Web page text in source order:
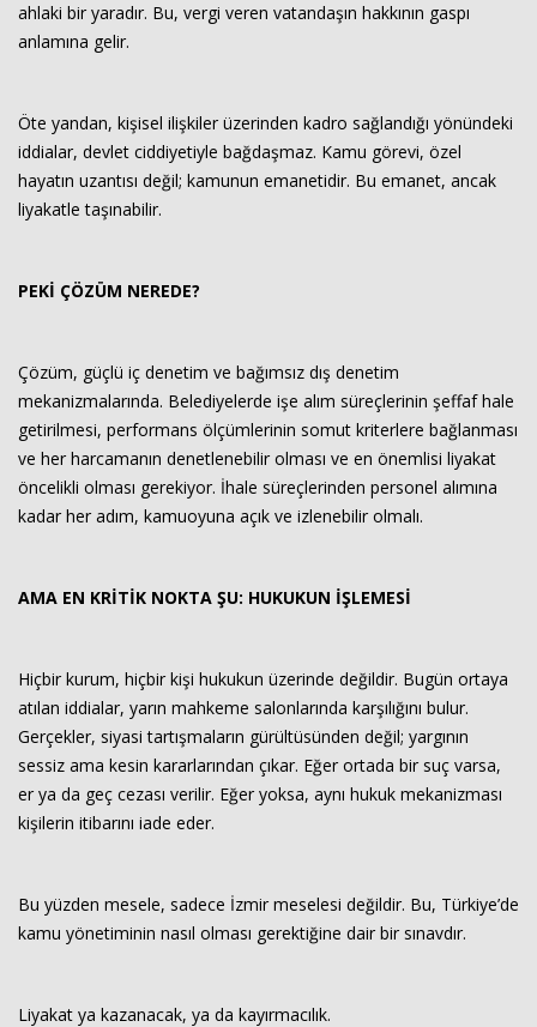
ahlaki bir yaradır. Bu, vergi veren vatandaşın hakkının gaspı
anlamına gelir.
Öte yandan, kişisel ilişkiler üzerinden kadro sağlandığı yönündeki
iddialar, devlet ciddiyetiyle bağdaşmaz. Kamu görevi, özel
hayatın uzantısı değil; kamunun emanetidir. Bu emanet, ancak
liyakatle taşınabilir.
PEKİ ÇÖZÜM NEREDE?
Çözüm, güçlü iç denetim ve bağımsız dış denetim
mekanizmalarında. Belediyelerde işe alım süreçlerinin şeffaf hale
getirilmesi, performans ölçümlerinin somut kriterlere bağlanması
ve her harcamanın denetlenebilir olması ve en önemlisi liyakat
öncelikli olması gerekiyor. İhale süreçlerinden personel alımına
kadar her adım, kamuoyuna açık ve izlenebilir olmalı.
AMA EN KRİTİK NOKTA ŞU: HUKUKUN İŞLEMESİ
Hiçbir kurum, hiçbir kişi hukukun üzerinde değildir. Bugün ortaya
atılan iddialar, yarın mahkeme salonlarında karşılığını bulur.
Gerçekler, siyasi tartışmaların gürültüsünden değil; yargının
sessiz ama kesin kararlarından çıkar. Eğer ortada bir suç varsa,
er ya da geç cezası verilir. Eğer yoksa, aynı hukuk mekanizması
kişilerin itibarını iade eder.
Bu yüzden mesele, sadece İzmir meselesi değildir. Bu, Türkiye’de
kamu yönetiminin nasıl olması gerektiğine dair bir sınavdır.
Liyakat ya kazanacak, ya da kayırmacılık.